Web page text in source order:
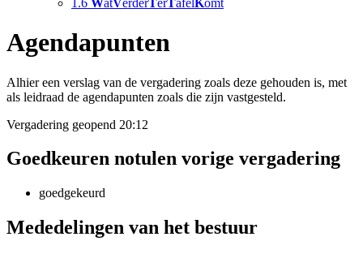
Agendapunten
Alhier een verslag van de vergadering zoals deze gehouden is, met
als leidraad de agendapunten zoals die zijn vastgesteld.
Vergadering geopend 20:12
Goedkeuren notulen vorige vergadering
goedgekeurd
Mededelingen van het bestuur